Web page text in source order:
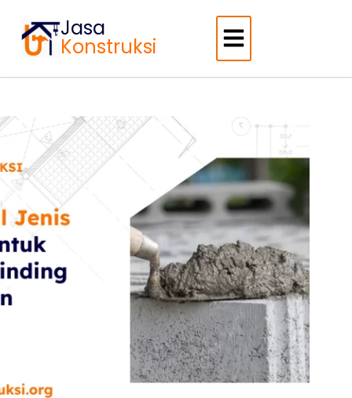
Jasa
Konstruksi